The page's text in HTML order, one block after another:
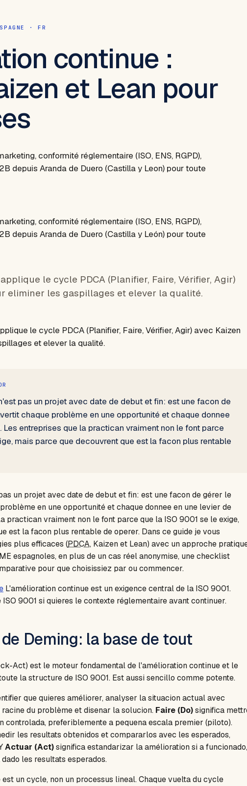
· FR
continue :
et Lean pour
conformité réglementaire (ISO, ENS, RGPD),
depuis Aranda de Duero (Castilla y Leon) pour toute
conformité réglementaire (ISO, ENS, RGPD),
depuis Aranda de Duero (Castilla y León) pour toute
le cycle PDCA (Planifier, Faire, Vérifier, Agir)
eliminer les gaspillages et elever la qualité.
le cycle PDCA (Planifier, Faire, Vérifier, Agir) avec Kaizen
et elever la qualité.
pas un projet avec date de debut et fin: est une facon de
chaque problème en une opportunité et chaque donnee
Les entreprises que la practican vraiment non le font parce
mais parce que decouvrent que est la facon plus rentable
un projet avec date de debut et fin: est une facon de gérer le
en une opportunité et chaque donnee en une levier de
practican vraiment non le font parce que la ISO 9001 se le exige,
est la facon plus rentable de operer. Dans ce guide je vous
plus efficaces (PDCA, Kaizen et Lean) avec un approche
espagnoles, en plus de un cas réel anonymise, une checklist
pour que choisissiez par ou commencer.
L'amélioration continue est un exigence central de la ISO 9001.
9001 si quieres le contexte réglementaire avant continuer.
Deming: la base de tout
Act) est le moteur fondamental de l'amélioration continue et le
la structure de ISO 9001. Est aussi sencillo comme potente.
que quieres améliorer, analyser la situacion actual avec
du problème et disenar la solucion. Faire (Do)significa
controlada, preferiblemente a pequena escala premier (piloto).
les resultats obtenidos et compararlos avec les esperados,
Actuar (Act)significa estandarizar la amélioration si a funcionado,
les resultats esperados.
un cycle, non un processus lineal. Chaque vuelta du cycle